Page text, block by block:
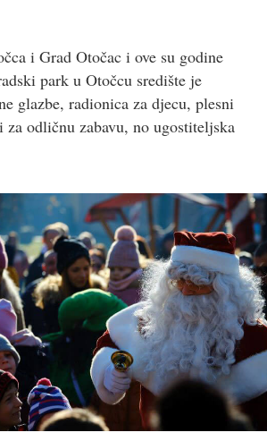
i Grad Otočac i ove su godine
park u Otočcu središte je
glazbe, radionica za djecu, plesni
odličnu zabavu, no ugostiteljska